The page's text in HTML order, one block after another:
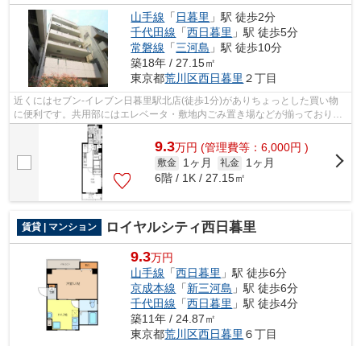
山手線 「 日暮里 」駅 徒歩2分
千代田線 「西日暮里 」駅 徒歩5分
常磐線 「三河島 」駅 徒歩10分
築18年 / 27.15㎡
東京都荒川区西日暮里 ２丁目
近くにはセブン-イレブン日暮里駅北店(徒歩1分)がありちょっとした買い物
に便利です。共用部にはエレベータ・敷地内ごみ置き場などが揃っており、
とても充実しています。こちらはマン...
9.3万円 (管理費等：6,000円 )
敷金 1ヶ月 礼金
1ヶ月
6階 / 1K / 27.15㎡
賃貸 | マンション ロイヤルシティ西日暮里
9.3万円
山手線 「西日暮里 」駅 徒歩6分
京成本線 「新三河島 」駅 徒歩6分
千代田線 「西日暮里 」駅 徒歩4分
築11年 / 24.87㎡
東京都荒川区西日暮里 ６丁目